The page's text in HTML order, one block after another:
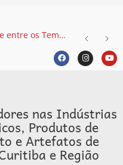
Intervalo intrajornada permanece entre os Temas mais recorrentes na Justiça do Trabalho e exige atenção das empresas
nas Indústrias
Produtos de
e Artefatos de
e Região